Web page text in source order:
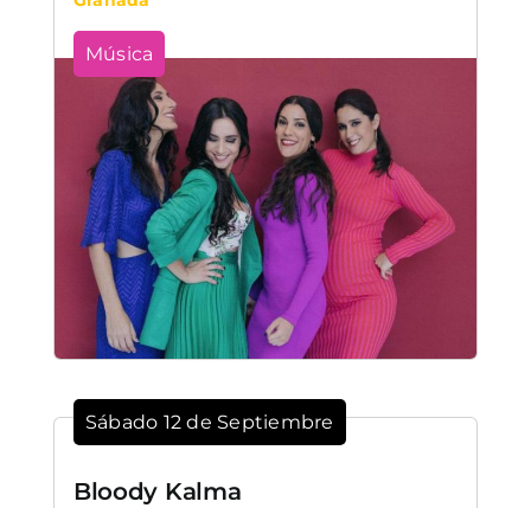
Música
Sábado 12 de Septiembre
Bloody Kalma